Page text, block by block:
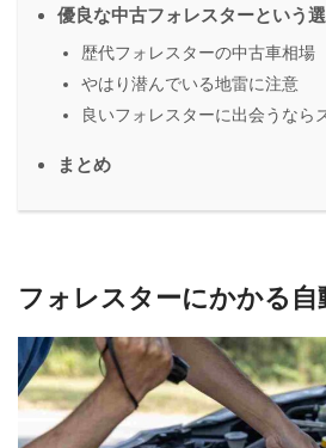
優良な中古フォレスターという
歴代フォレスターの中古車相場
やはり潜んでいる地雷に注意
良いフォレスターに出会うなら
まとめ
フォレスターにかかる自